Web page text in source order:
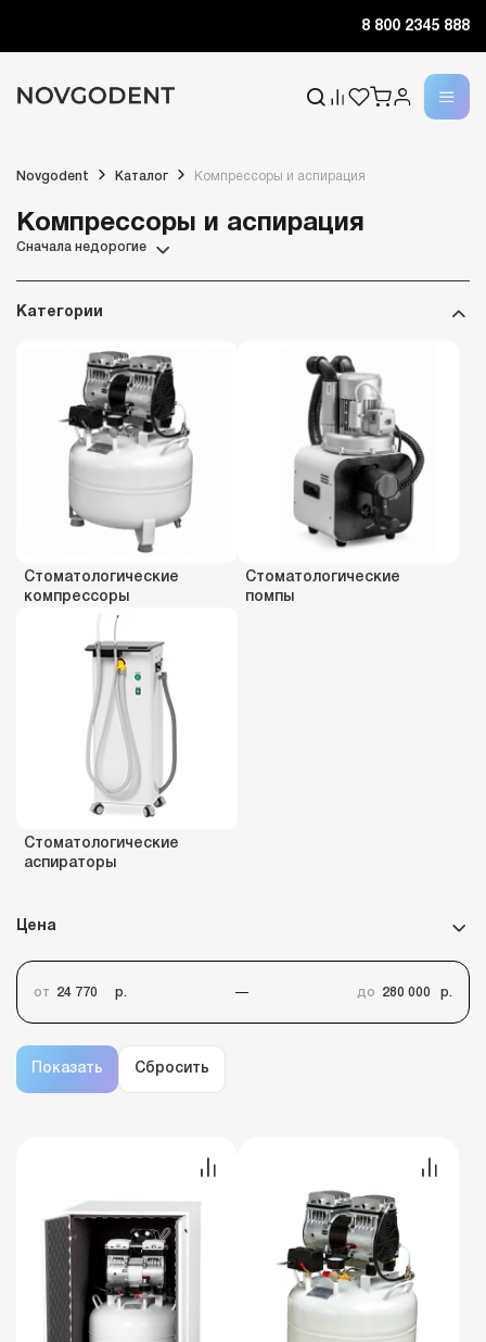
8 800 2345 888
Novgodent Каталог Компрессоры и аспирация
Компрессоры и аспирация
Сначала недорогие
Категории
Стоматологические
компрессоры
Стоматологические
помпы
Стоматологические
аспираторы
Цена
от р. до р.